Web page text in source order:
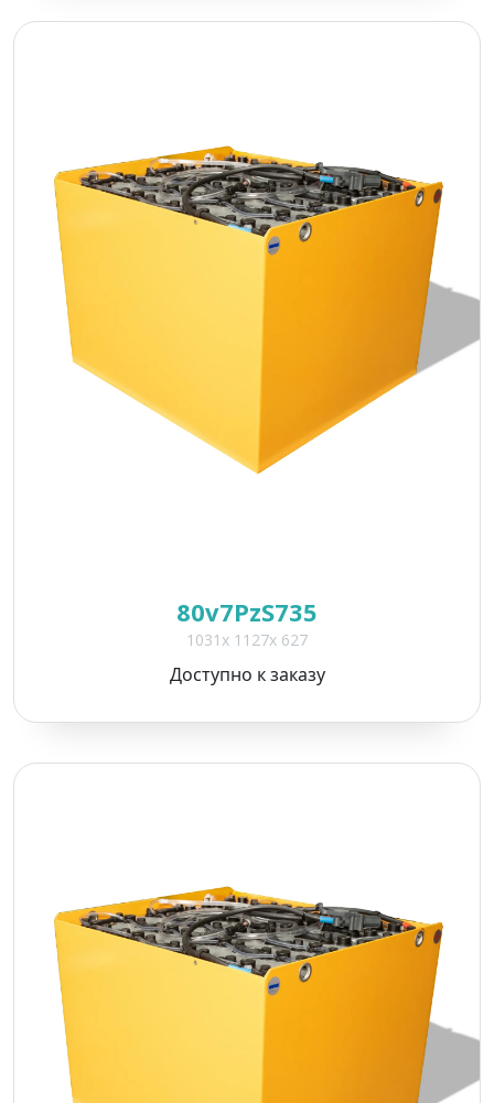
80v7PzS735
1031x 1127x 627
Доступно к заказу